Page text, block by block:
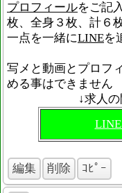
プロフィールをご記
枚、全身３枚、計６
一点を一緒にLINEを
写メと動画とプロフ
める事はできません
↓求人
編集 削除 ｺﾋﾟｰ